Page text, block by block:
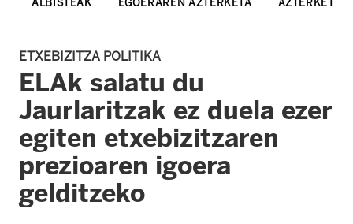
ALBISTEAK EGOERAREN AZTERKETA AZTERKETAK
ETXEBIZITZA POLITIKA
ELAk salatu du
Jaurlaritzak ez duela ezer
egiten etxebizitzaren
prezioaren igoera
gelditzeko